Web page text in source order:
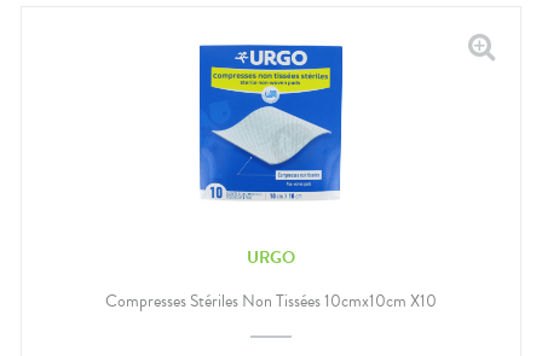
URGO
Compresses Stériles Non Tissées 10cmx10cm X10